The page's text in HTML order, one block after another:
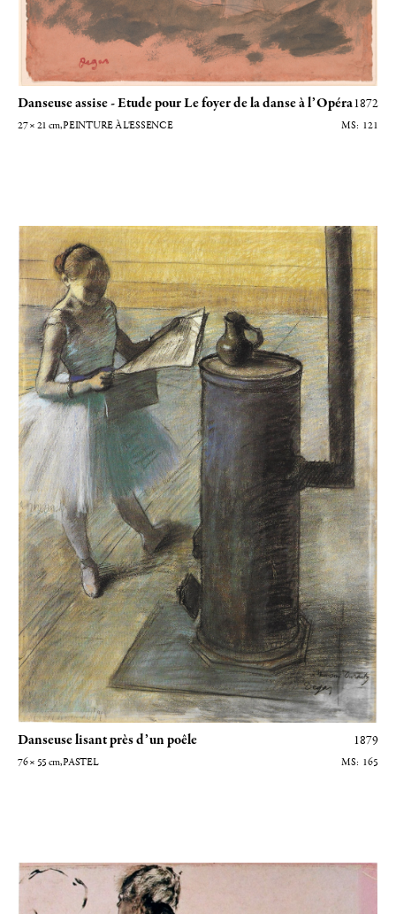
Danseuse assise - Etude pour Le foyer de la danse à l’Opéra1872
27 × 21 cm , PEINTURE À L'ESSENCE 121
Danseuse lisant près d’un poêle
Danseuse lisant près d’un poêle 1879
76 × 55 cm , PASTEL 165
Danseuse debout vue de dos